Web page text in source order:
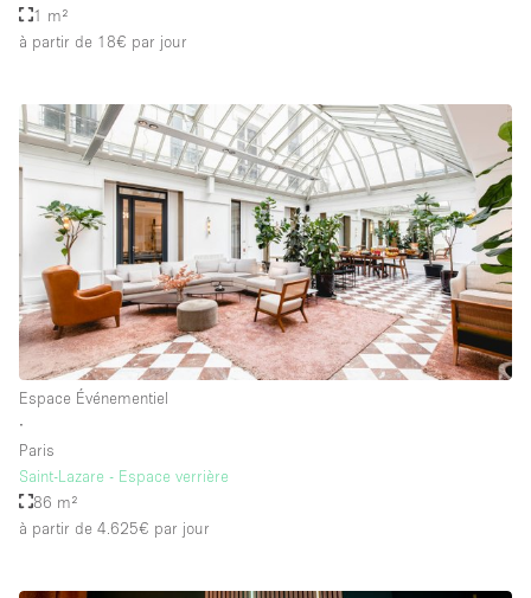
1 m²
à partir de 18€ par jour
Espace Événementiel
∙
Paris
Saint-Lazare - Espace verrière
86 m²
à partir de 4.625€ par jour